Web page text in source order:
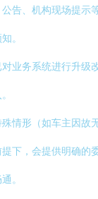
公告、机构现场提示
。
业务系统进行升级
殊情形（如车主因故
下，会提供明确的
。